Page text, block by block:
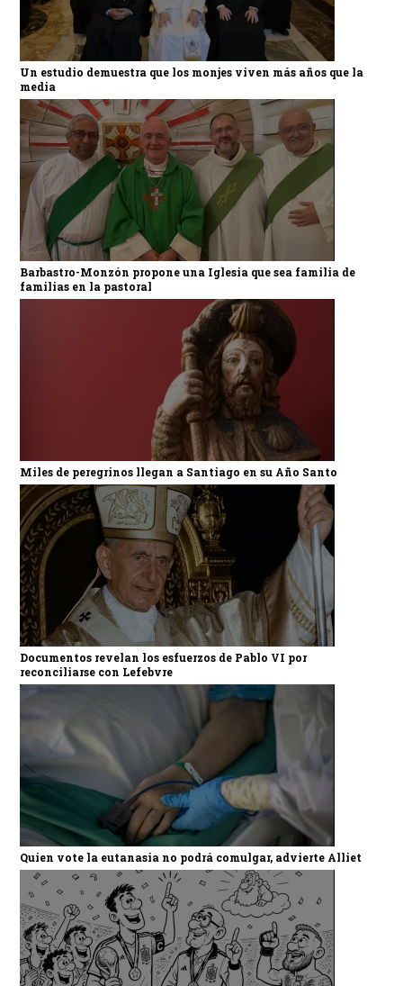
Un estudio demuestra que los monjes viven más años que la
media
Barbastro-Monzón propone una Iglesia que sea familia de
familias en la pastoral
Miles de peregrinos llegan a Santiago en su Año Santo
Documentos revelan los esfuerzos de Pablo VI por
reconciliarse con Lefebvre
Quien vote la eutanasia no podrá comulgar, advierte Alliet